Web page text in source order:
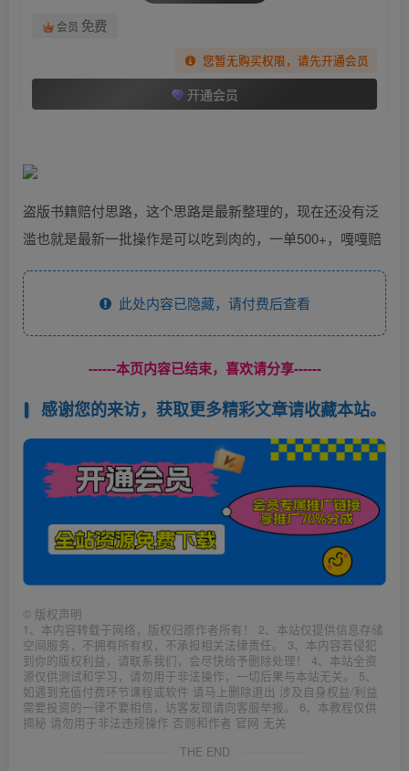
会员 免费
您暂无购买权限，请先开通会员
开通会员
盗版书籍赔付思路，这个思路是最新整理的，现在还没有泛
滥也就是最新一批操作是可以吃到肉的，一单500+，嘎嘎赔
此处内容已隐藏，请付费后查看
------本页内容已结束，喜欢请分享------
感谢您的来访，获取更多精彩文章请收藏本站。
© 版权声明
1、本内容转载于网络，版权归原作者所有！ 2、本站仅提供信息存储
空间服务，不拥有所有权，不承担相关法律责任。 3、本内容若侵犯
到你的版权利益，请联系我们，会尽快给予删除处理！ 4、本站全资
源仅供测试和学习，请勿用于非法操作，一切后果与本站无关。 5、
如遇到充值付费环节课程或软件 请马上删除退出 涉及自身权益/利益
需要投资的一律不要相信，访客发现请向客服举报。 6、本教程仅供
揭秘 请勿用于非法违规操作 否则和作者 官网 无关
THE END